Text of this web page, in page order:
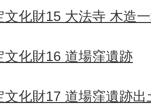
文化財15 大法寺 木造
文化財16 道場窪遺跡
文化財17 道場窪遺跡